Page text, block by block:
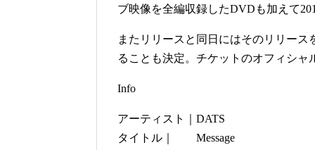
ブ映像を全編収録したDVDも加えて
またリリースと同日にはそのリリー
ることも決定。チケットのオフィシャ
Info
アーティスト｜DATS
タイトル｜ Message